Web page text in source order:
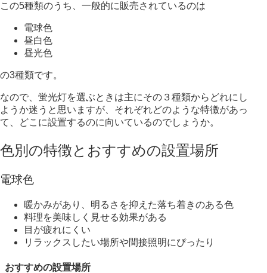
この5種類のうち、一般的に販売されているのは
電球色
昼白色
昼光色
の3種類です。
なので、蛍光灯を選ぶときは主にその３種類からどれにし
ようか迷うと思いますが、 それぞれどのような特徴があっ
て、どこに設置するのに向いているのでしょうか。
色別の特徴とおすすめの設置場所
電球色
暖かみがあり、明るさを抑えた落ち着きのある色
料理を美味しく見せる効果がある
目が疲れにくい
リラックスしたい場所や間接照明にぴったり
おすすめの設置場所